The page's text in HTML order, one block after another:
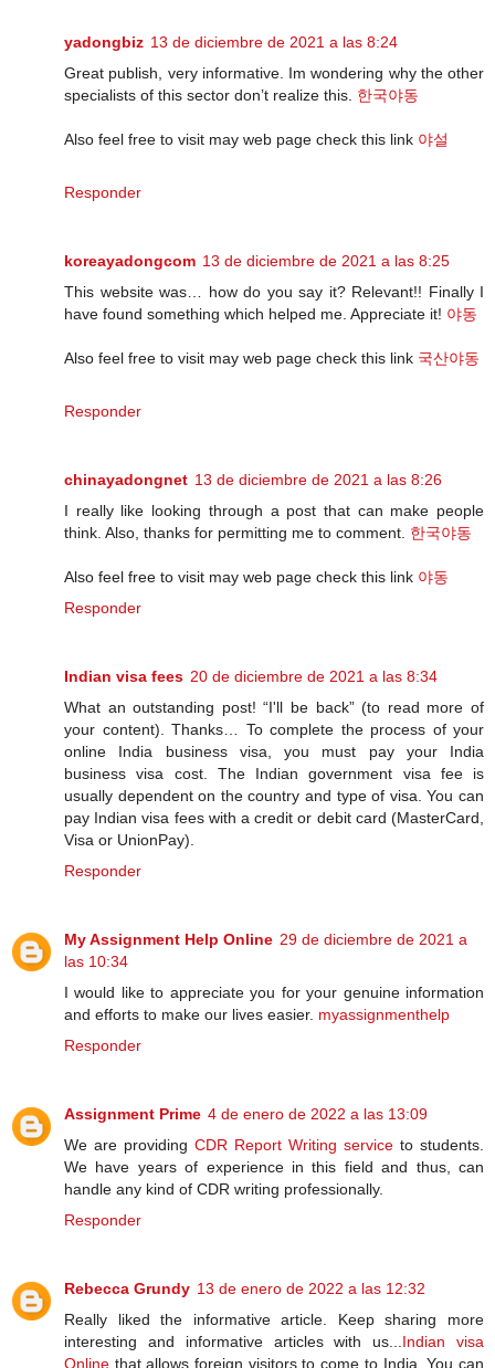
yadongbiz 13 de diciembre de 2021 a las 8:24
Great publish, very informative. Im wondering why the other
specialists of this sector don’t realize this. 한국야동
Also feel free to visit may web page check this link 야설
Responder
koreayadongcom 13 de diciembre de 2021 a las 8:25
This website was… how do you say it? Relevant!! Finally I
have found something which helped me. Appreciate it! 야동
Also feel free to visit may web page check this link 국산야동
Responder
chinayadongnet 13 de diciembre de 2021 a las 8:26
I really like looking through a post that can make people
think. Also, thanks for permitting me to comment. 한국야동
Also feel free to visit may web page check this link 야동
Responder
Indian visa fees 20 de diciembre de 2021 a las 8:34
What an outstanding post! “I'll be back” (to read more of
your content). Thanks… To complete the process of your
online India business visa, you must pay your India
business visa cost. The Indian government visa fee is
usually dependent on the country and type of visa. You can
pay Indian visa fees with a credit or debit card (MasterCard,
Visa or UnionPay).
Responder
My Assignment Help Online 29 de diciembre de 2021 a
las 10:34
I would like to appreciate you for your genuine information
and efforts to make our lives easier. myassignmenthelp
Responder
Assignment Prime 4 de enero de 2022 a las 13:09
We are providing CDR Report Writing service to students.
We have years of experience in this field and thus, can
handle any kind of CDR writing professionally.
Responder
Rebecca Grundy 13 de enero de 2022 a las 12:32
Really liked the informative article. Keep sharing more
interesting and informative articles with us... Indian visa
Online that allows foreign visitors to come to India. You can